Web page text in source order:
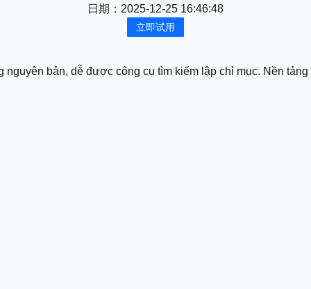
日期： 2025-12-25 16:46:48
立即试用
bản, dễ được công cụ tìm kiếm lập chỉ mục.